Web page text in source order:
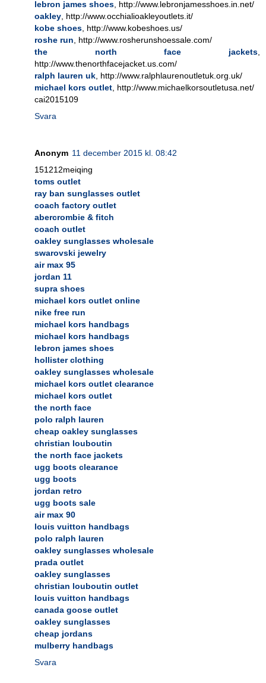
lebron james shoes , http://www.lebronjamesshoes.in.net/
oakley , http://www.occhialioakleyoutlets.it/
kobe shoes , http://www.kobeshoes.us/
roshe run , http://www.rosherunshoessale.com/
the north face jackets
http://www.thenorthfacejacket.us.com/
ralph lauren uk , http://www.ralphlaurenoutletuk.org.uk/
michael kors outlet , http://www.michaelkorsoutletusa.net/
cai2015109
Svara
Anonym 11 december 2015 kl. 08:42
151212meiqing
toms outlet
ray ban sunglasses outlet
coach factory outlet
abercrombie & fitch
coach outlet
oakley sunglasses wholesale
swarovski jewelry
air max 95
jordan 11
supra shoes
michael kors outlet online
nike free run
michael kors handbags
michael kors handbags
lebron james shoes
hollister clothing
oakley sunglasses wholesale
michael kors outlet clearance
michael kors outlet
the north face
polo ralph lauren
cheap oakley sunglasses
christian louboutin
the north face jackets
ugg boots clearance
ugg boots
jordan retro
ugg boots sale
air max 90
louis vuitton handbags
polo ralph lauren
oakley sunglasses wholesale
prada outlet
oakley sunglasses
christian louboutin outlet
louis vuitton handbags
canada goose outlet
oakley sunglasses
cheap jordans
mulberry handbags
Svara